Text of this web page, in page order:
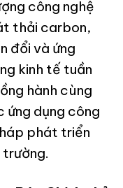
công nghệ
thải carbon,
đổi và ứng
kinh tế tuần
hành cùng
ứng dụng công
phát triển
trường.